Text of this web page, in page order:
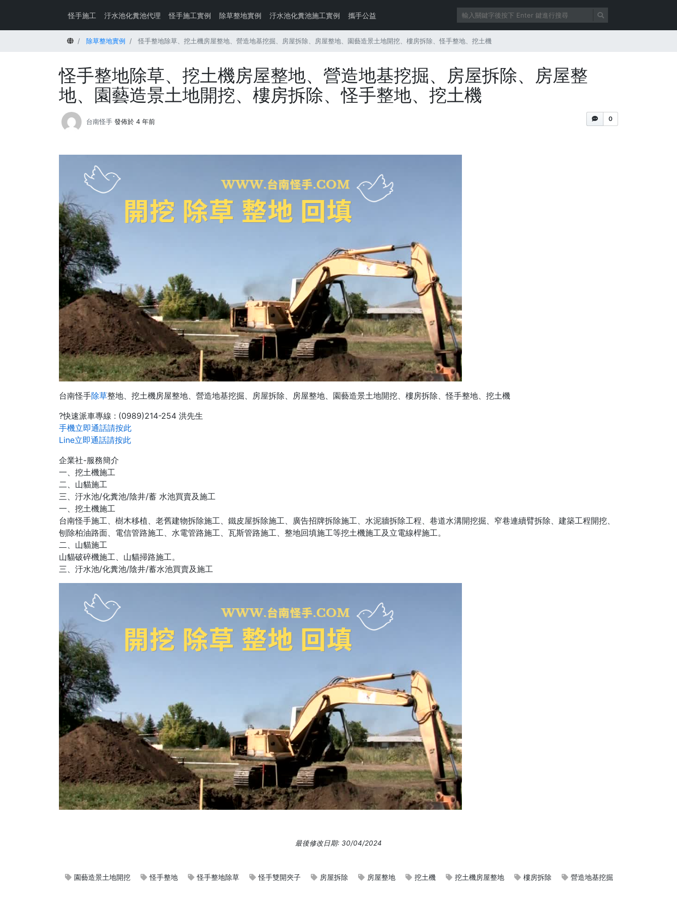
怪手施工 汙水池化糞池代理 怪手施工實例 除草整地實例 汙水池化糞池施工實例 攜手公益
首頁 除草整地實例 怪手整地除草、挖土機房屋整地、營造地基挖掘、房屋拆除、房屋整地、園藝造景土地開挖、樓房拆除、怪手整地、挖土機
怪手整地除草、挖土機房屋整地、營造地基挖掘、房屋拆除、房屋整
地、園藝造景土地開挖、樓房拆除、怪手整地、挖土機
0
台南怪手 發佈於 4 年前
台南怪手除草整地、挖土機房屋整地、營造地基挖掘、房屋拆除、房屋整地、園藝造景土地開挖、樓房拆除、怪手整地、挖土機
?快速派車專線 : (0989)214-254 洪先生
手機立即通話請按此
Line立即通話請按此
企業社-服務簡介
一、挖土機施工
二、山貓施工
三、汙水池/化糞池/陰井/蓄 水池買賣及施工
一、挖土機施工
台南怪手施工、樹木移植、老舊建物拆除施工、鐵皮屋拆除施工、廣告招牌拆除施工、水泥牆拆除工程、巷道水溝開挖掘、窄巷連續臂拆除、建築工程開挖、
刨除柏油路面、電信管路施工、水電管路施工、瓦斯管路施工、整地回填施工等挖土機施工及立電線桿施工。
二、山貓施工
山貓破碎機施工、山貓掃路施工。
三、汙水池/化糞池/陰井/蓄水池買賣及施工
最後修改日期: 30/04/2024
園藝造景土地開挖 怪手整地 怪手整地除草 怪手雙開夾子 房屋拆除 房屋整地 挖土機 挖土機房屋整地 樓房拆除 營造地基挖掘